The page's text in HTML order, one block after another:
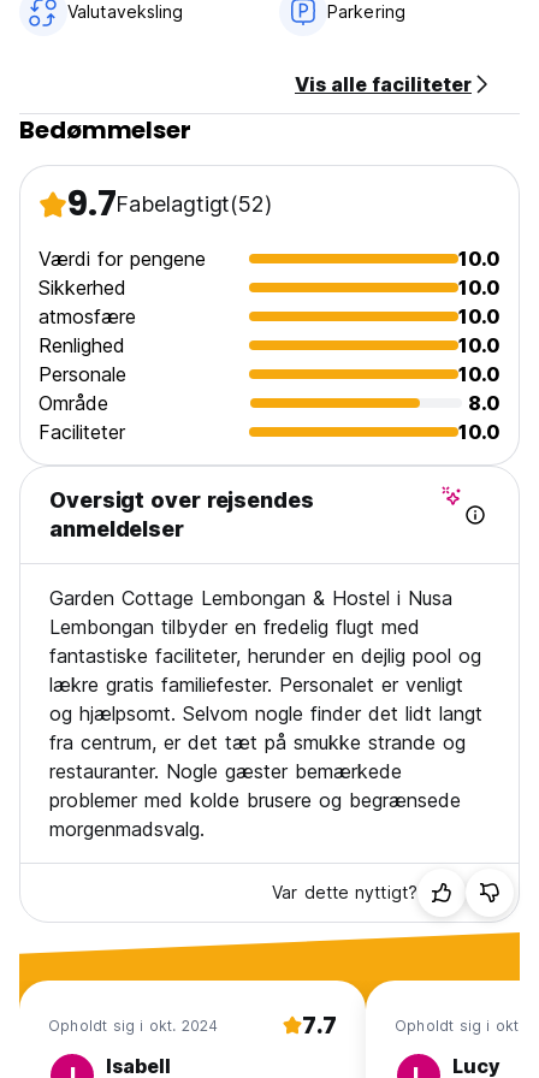
Valutaveksling Parkering
Vis alle faciliteter
Bedømmelser
9.7Fabelagtigt(52)
Værdi for pengene
10.0
Sikkerhed
10.0
atmosfære
10.0
Renlighed
10.0
Personale
10.0
Område
8.0
Faciliteter
10.0
Oversigt over rejsendes
anmeldelser
Garden Cottage Lembongan & Hostel i Nusa
Lembongan tilbyder en fredelig flugt med
fantastiske faciliteter, herunder en dejlig pool og
lækre gratis familiefester. Personalet er venligt
og hjælpsomt. Selvom nogle finder det lidt langt
fra centrum, er det tæt på smukke strande og
restauranter. Nogle gæster bemærkede
problemer med kolde brusere og begrænsede
morgenmadsvalg.
Var dette nyttigt?
Opholdt sig i okt. 2024 7.7
Isabell
Opholdt sig i okt.
Lucy